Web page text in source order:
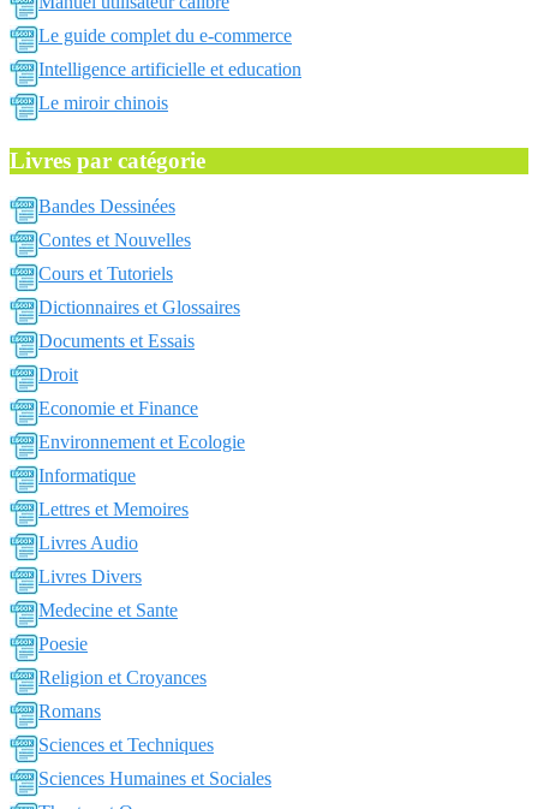
Le guide complet du e-commerce
Intelligence artificielle et education
Le miroir chinois
Livres par catégorie
Bandes Dessinées
Contes et Nouvelles
Cours et Tutoriels
Dictionnaires et Glossaires
Documents et Essais
Droit
Economie et Finance
Environnement et Ecologie
Informatique
Lettres et Memoires
Livres Audio
Livres Divers
Medecine et Sante
Poesie
Religion et Croyances
Romans
Sciences et Techniques
Sciences Humaines et Sociales